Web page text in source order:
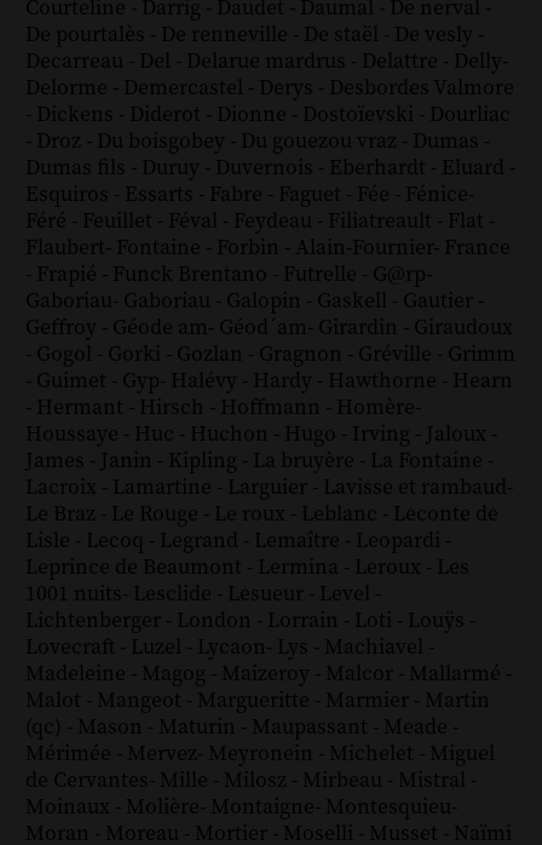
Courteline - Darrig - Daudet - Daumal - De nerval -
De pourtalès - De renneville - De staël - De vesly -
Decarreau - Del - Delarue mardrus - Delattre - Delly-
Delorme - Demercastel - Derys - Desbordes Valmore
- Dickens - Diderot - Dionne - Dostoïevski - Dourliac
- Droz - Du boisgobey - Du gouezou vraz - Dumas -
Dumas fils - Duruy - Duvernois - Eberhardt - Eluard -
Esquiros - Essarts - Fabre - Faguet - Fée - Fénice-
Féré - Feuillet - Féval - Feydeau - Filiatreault - Flat -
Flaubert- Fontaine - Forbin - Alain-Fournier- France
- Frapié - Funck Brentano - Futrelle - G@rp-
Gaboriau- Gaboriau - Galopin - Gaskell - Gautier -
Geffroy - Géode am- Géod´am- Girardin - Giraudoux
- Gogol - Gorki - Gozlan - Gragnon - Gréville - Grimm
- Guimet - Gyp- Halévy - Hardy - Hawthorne - Hearn
- Hermant - Hirsch - Hoffmann - Homère-
Houssaye - Huc - Huchon - Hugo - Irving - Jaloux -
James - Janin - Kipling - La bruyère - La Fontaine -
Lacroix - Lamartine - Larguier - Lavisse et rambaud-
Le Braz - Le Rouge - Le roux - Leblanc - Leconte de
Lisle - Lecoq - Legrand - Lemaître - Leopardi -
Leprince de Beaumont - Lermina - Leroux - Les
1001 nuits- Lesclide - Lesueur - Level -
Lichtenberger - London - Lorrain - Loti - Louÿs -
Lovecraft - Luzel - Lycaon- Lys - Machiavel -
Madeleine - Magog - Maizeroy - Malcor - Mallarmé -
Malot - Mangeot - Margueritte - Marmier - Martin
(qc) - Mason - Maturin - Maupassant - Meade -
Mérimée - Mervez- Meyronein - Michelet - Miguel
de Cervantes- Mille - Milosz - Mirbeau - Mistral -
Moinaux - Molière- Montaigne- Montesquieu-
Moran - Moreau - Mortier - Moselli - Musset - Naïmi